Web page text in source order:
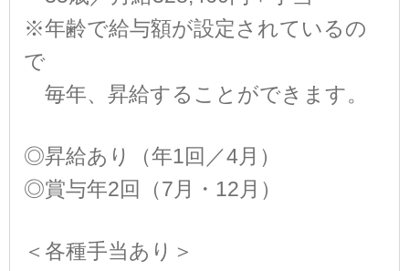
※年齢で給与額が設定されているの
で
毎年、昇給することができます。
◎昇給あり（年1回／4月）
◎賞与年2回（7月・12月）
＜各種手当あり＞